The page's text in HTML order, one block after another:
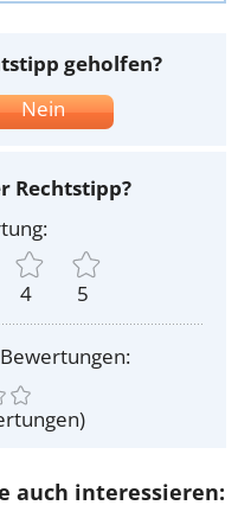
geholfen?
Nein
Rechtstipp?
4 5
auch interessieren: